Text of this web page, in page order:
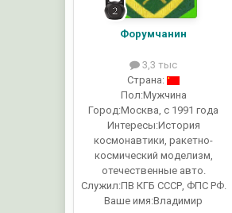
Форумчанин
3,3 тыс
Страна:
Пол:Мужчина
Город:Москва, с 1991 года
Интересы:История
космонавтики, ракетно-
космический моделизм,
отечественные авто.
Служил:ПВ КГБ СССР, ФПС РФ.
Ваше имя:Владимир